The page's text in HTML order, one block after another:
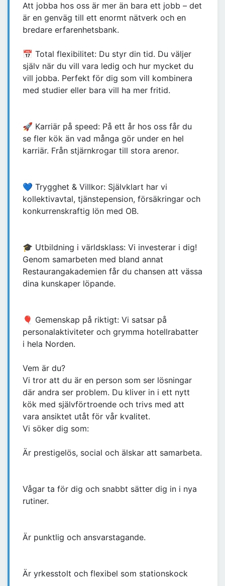
Att jobba hos oss är mer än bara ett jobb – det
är en genväg till ett enormt nätverk och en
bredare erfarenhetsbank.
📅 Total flexibilitet: Du styr din tid. Du väljer
själv när du vill vara ledig och hur mycket du
vill jobba. Perfekt för dig som vill kombinera
med studier eller bara vill ha mer fritid.
🚀 Karriär på speed: På ett år hos oss får du
se fler kök än vad många gör under en hel
karriär. Från stjärnkrogar till stora arenor.
💙 Trygghet & Villkor: Självklart har vi
kollektivavtal, tjänstepension, försäkringar och
konkurrenskraftig lön med OB.
🎓 Utbildning i världsklass: Vi investerar i dig!
Genom samarbeten med bland annat
Restaurangakademien får du chansen att vässa
dina kunskaper löpande.
🎈 Gemenskap på riktigt: Vi satsar på
personalaktiviteter och grymma hotellrabatter
i hela Norden.
Vem är du?
Vi tror att du är en person som ser lösningar
där andra ser problem. Du kliver in i ett nytt
kök med självförtroende och trivs med att
vara ansiktet utåt för vår kvalitet.
Vi söker dig som:
Är prestigelös, social och älskar att samarbeta.
Vågar ta för dig och snabbt sätter dig in i nya
rutiner.
Är punktlig och ansvarstagande.
Är yrkesstolt och flexibel som stationskock